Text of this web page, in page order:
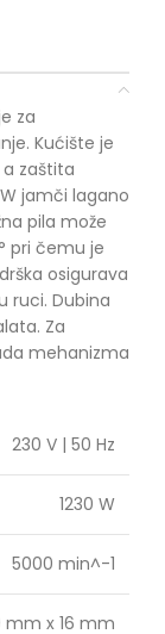
za
Kućište je
zaštita
jamči lagano
pila može
pri čemu je
osigurava
ruci. Dubina
Za
mehanizma
230 V | 50 Hz
1230 W
5000 min^-1
mm x 16 mm